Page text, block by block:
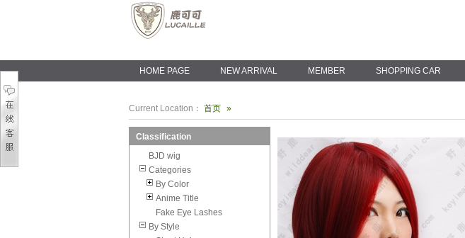
HOME PAGE NEW ARRIVAL MEMBER SHOPPING CAR
Current Location： 首页 »
Classification
BJD wig
Categories
By Color
Anime Title
Fake Eye Lashes
By Style